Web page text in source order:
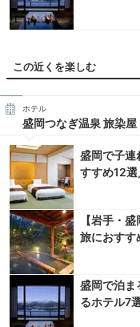
この近くを楽しむ
ホテル
盛岡つなぎ温泉 旅染屋
盛岡で子連
すすめ12
【岩手・
旅におすす
盛岡で泊ま
るホテル7